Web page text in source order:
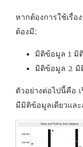
หากต้องการใช้เรื่อ
ต้องมี:
มิติข้อมูล 1 มิ
มิติข้อมูล 2 มิ
ตัวอย่างต่อไปนี้คือ
มีมิติข้อมูลเดียวแล